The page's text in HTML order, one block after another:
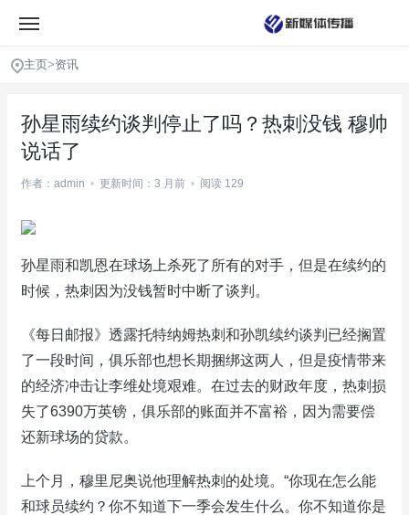
主页>资讯
孙星雨续约谈判停止了吗？热刺没钱 穆帅
说话了
作者：admin • 更新时间：3 月前 • 阅读 129
孙星雨和凯恩在球场上杀死了所有的对手，但是在续约的
时候，热刺因为没钱暂时中断了谈判。
《每日邮报》透露托特纳姆热刺和孙凯续约谈判已经搁置
了一段时间，俱乐部也想长期捆绑这两人，但是疫情带来
的经济冲击让李维处境艰难。在过去的财政年度，热刺损
失了6390万英镑，俱乐部的账面并不富裕，因为需要偿
还新球场的贷款。
上个月，穆里尼奥说他理解热刺的处境。“你现在怎么能
和球员续约？你不知道下一季会发生什么。你不知道你是